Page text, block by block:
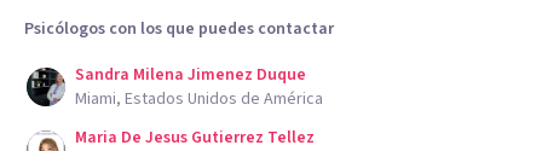
Psicólogos con los que puedes contactar
Sandra Milena Jimenez Duque
Miami, Estados Unidos de América
Maria De Jesus Gutierrez Tellez